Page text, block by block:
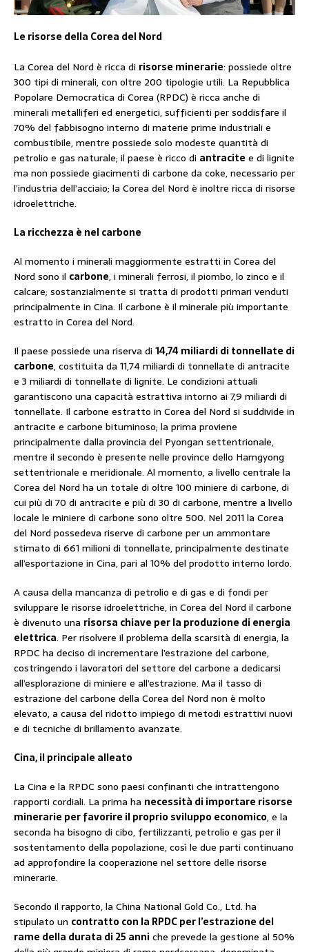
Le risorse della Corea del Nord
La Corea del Nord è ricca di risorse minerarie: possiede oltre
300 tipi di minerali, con oltre 200 tipologie utili. La Repubblica
Popolare Democratica di Corea (RPDC) è ricca anche di
minerali metalliferi ed energetici, sufficienti per soddisfare il
70% del fabbisogno interno di materie prime industriali e
combustibile, mentre possiede solo modeste quantità di
petrolio e gas naturale; il paese è ricco di antracite e di lignite
ma non possiede giacimenti di carbone da coke, necessario per
l’industria dell’acciaio; la Corea del Nord è inoltre ricca di risorse
idroelettriche.
La ricchezza è nel carbone
Al momento i minerali maggiormente estratti in Corea del
Nord sono il carbone, i minerali ferrosi, il piombo, lo zinco e il
calcare; sostanzialmente si tratta di prodotti primari venduti
principalmente in Cina. Il carbone è il minerale più importante
estratto in Corea del Nord.
Il paese possiede una riserva di 14,74 miliardi di tonnellate di
carbone, costituita da 11,74 miliardi di tonnellate di antracite
e 3 miliardi di tonnellate di lignite. Le condizioni attuali
garantiscono una capacità estrattiva intorno ai 7,9 miliardi di
tonnellate. Il carbone estratto in Corea del Nord si suddivide in
antracite e carbone bituminoso; la prima proviene
principalmente dalla provincia del Pyongan settentrionale,
mentre il secondo è presente nelle province dello Hamgyong
settentrionale e meridionale. Al momento, a livello centrale la
Corea del Nord ha un totale di oltre 100 miniere di carbone, di
cui più di 70 di antracite e più di 30 di carbone, mentre a livello
locale le miniere di carbone sono oltre 500. Nel 2011 la Corea
del Nord possedeva riserve di carbone per un ammontare
stimato di 661 milioni di tonnellate, principalmente destinate
all’esportazione in Cina, pari al 10% del prodotto interno lordo.
A causa della mancanza di petrolio e di gas e di fondi per
sviluppare le risorse idroelettriche, in Corea del Nord il carbone
è divenuto una risorsa chiave per la produzione di energia
elettrica. Per risolvere il problema della scarsità di energia, la
RPDC ha deciso di incrementare l’estrazione del carbone,
costringendo i lavoratori del settore del carbone a dedicarsi
all’esplorazione di miniere e all’estrazione. Ma il tasso di
estrazione del carbone della Corea del Nord non è molto
elevato, a causa del ridotto impiego di metodi estrattivi nuovi
e di tecniche di brillamento avanzate.
Cina, il principale alleato
La Cina e la RPDC sono paesi confinanti che intrattengono
rapporti cordiali. La prima ha necessità di importare risorse
minerarie per favorire il proprio sviluppo economico, e la
seconda ha bisogno di cibo, fertilizzanti, petrolio e gas per il
sostentamento della popolazione, così le due parti continuano
ad approfondire la cooperazione nel settore delle risorse
minerarie.
Secondo il rapporto, la China National Gold Co., Ltd. ha
stipulato un contratto con la RPDC per l’estrazione del
rame della durata di 25 anniche prevede la gestione al 50%